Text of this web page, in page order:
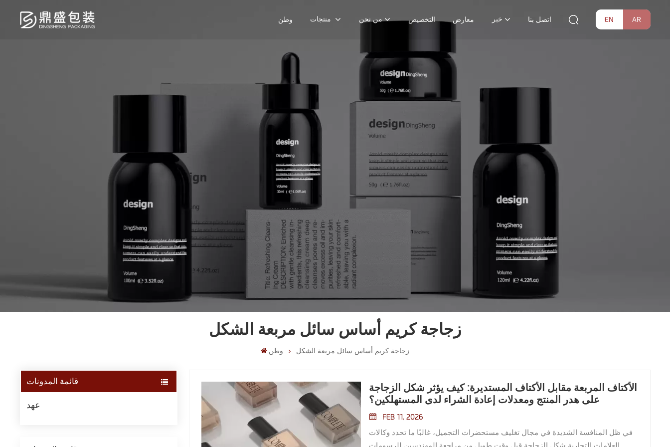
وطن من نحن التخصيص معارض خبر اتصل بنا EN AR
زجاجة كريم أساس سائل مربعة الشكل
وطن زجاجة كريم أساس سائل مربعة الشكل
قائمة المدونات
عهد
الأكتاف المربعة مقابل الأكتاف المستديرة: كيف يؤثر شكل الزجاجة
على هدر المنتج ومعدلات إعادة الشراء لدى المستهلكين؟
FEB 11, 2026
في ظل المنافسة الشديدة في مجال تغليف مستحضرات التجميل، غالبًا ما تحدد وكالات